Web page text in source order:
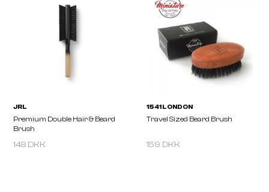
Hercules Wood Brush 9044 Barber Fade Brush
148 DKK 159 DKK